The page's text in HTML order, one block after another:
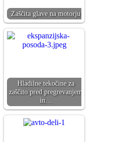
Zaščita glave na motorju
Hladilne tekočine za
zaščito pred pregrevanjem
in…